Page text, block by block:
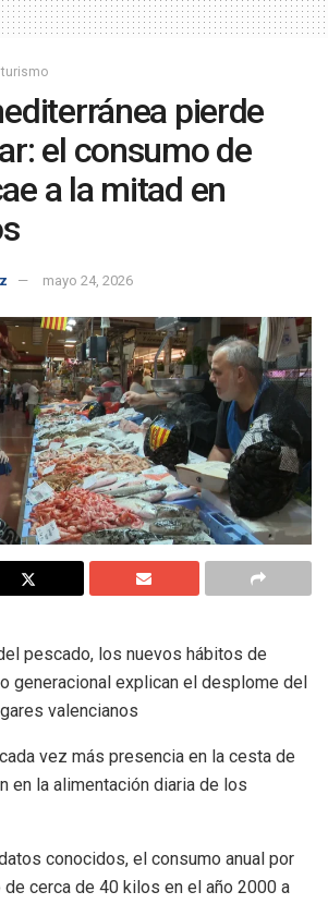
turismo
pierde
el consumo de
a la mitad en
mayo 24, 2026
pescado, los nuevos hábitos de
generacional explican el desplome del
valencianos
vez más presencia en la cesta de
en la alimentación diaria de los
conocidos, el consumo anual por
cerca de 40 kilos en el año 2000 a